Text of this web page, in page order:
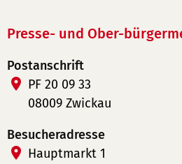
Presse- und Ober-
Postanschrift
PF 20 09 33
08009 Zwickau
Besucheradresse
Hauptmarkt 1